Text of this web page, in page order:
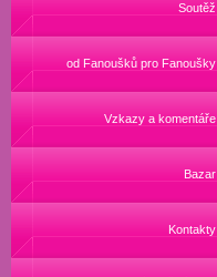
Soutěž
od Fanoušků pro Fanoušky
Vzkazy a komentáře
Bazar
Kontakty